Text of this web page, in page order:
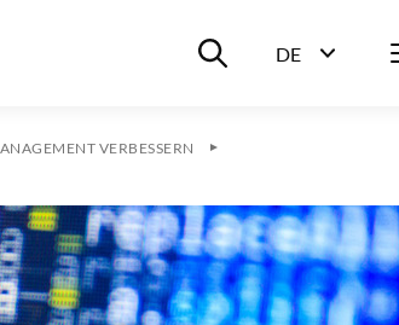
Suche ein-/ausblenden
DE
VERBESSERN